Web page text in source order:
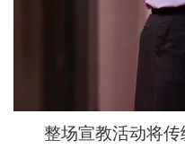
整场宣教活动将